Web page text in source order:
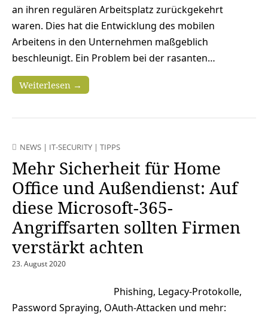
an ihren regulären Arbeitsplatz zurückgekehrt
waren. Dies hat die Entwicklung des mobilen
Arbeitens in den Unternehmen maßgeblich
beschleunigt. Ein Problem bei der rasanten…
Weiterlesen →
NEWS | IT-SECURITY | TIPPS
Mehr Sicherheit für Home
Office und Außendienst: Auf
diese Microsoft-365-
Angriffsarten sollten Firmen
verstärkt achten
23. August 2020
Phishing, Legacy-Protokolle,
Password Spraying, OAuth-Attacken und mehr: